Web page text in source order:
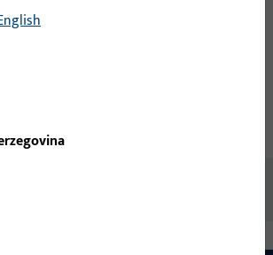
Crear cuenta
producto